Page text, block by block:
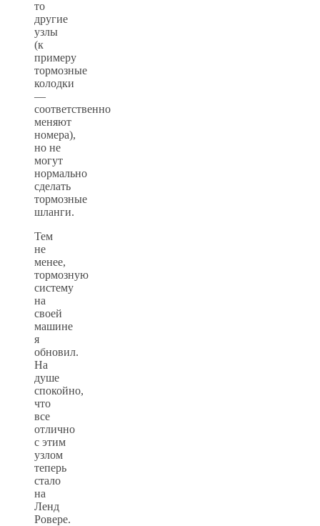
то
другие
узлы
(к
примеру
тормозные
колодки
—
соответственно
меняют
номера),
но не
могут
нормально
сделать
тормозные
шланги.
Тем
не
менее,
тормозную
систему
на
своей
машине
я
обновил.
На
душе
спокойно,
что
все
отлично
с этим
узлом
теперь
стало
на
Ленд
Ровере.